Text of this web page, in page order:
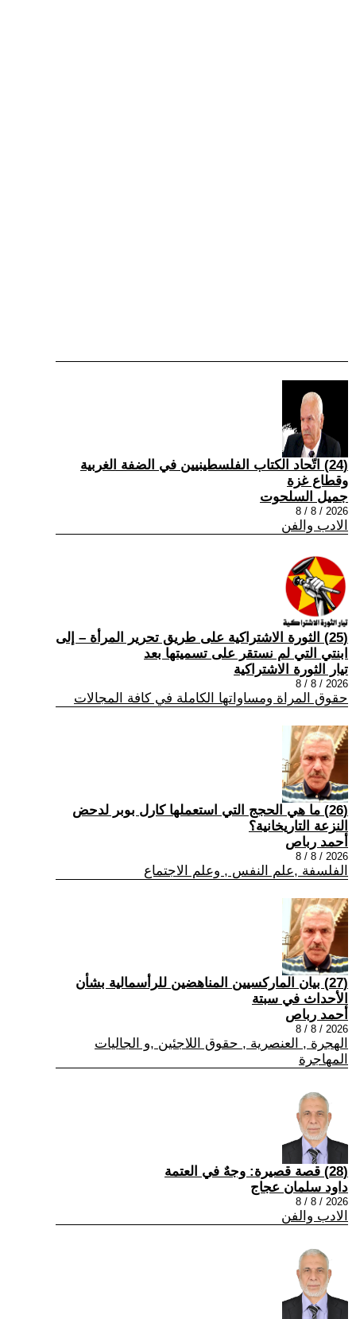
(24) اتّحاد الكتاب الفلسطينيين في الضفة الغربية
وقطاع غزة
جميل السلحوت
2026 / 8 / 8
الادب والفن
(25) الثورة الاشتراكية على طريق تحرير المرأة – إلى
ابنتي التي لم نستقر على تسميتها بعد
تيار الثورة الاشتراكية
2026 / 8 / 8
حقوق المراة ومساواتها الكاملة في كافة المجالات
(26) ما هي الحجج التي استعملها كارل بوبر لدحض
النزعة التاريخانية؟
أحمد رباص
2026 / 8 / 8
الفلسفة ,علم النفس , وعلم الاجتماع
(27) بيان الماركسيين المناهضين للرأسمالية بشأن
الأحداث في سبتة
أحمد رباص
2026 / 8 / 8
الهجرة , العنصرية , حقوق اللاجئين ,و الجاليات
المهاجرة
(28) قصة قصيرة: وجهٌ في العتمة
داود سلمان عجاج
2026 / 8 / 8
الادب والفن